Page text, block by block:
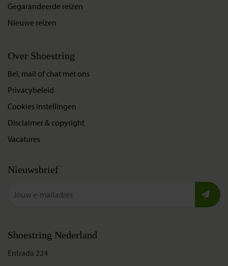
Gegarandeerde reizen
Nieuwe reizen
Over Shoestring
Bel, mail of chat met ons
Privacybeleid
Cookies instellingen
Disclaimer & copyright
Vacatures
Nieuwsbrief
Shoestring Nederland
Entrada 224